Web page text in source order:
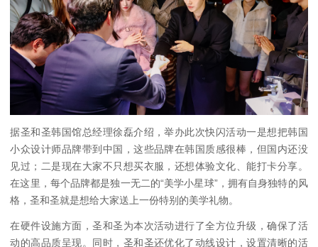
据圣和圣韩国馆总经理徐磊介绍，举办此次快闪活动一是想把韩国
小众设计师品牌带到中国，这些品牌在韩国质感很棒，但国内还没
见过；二是现在大家不只想买衣服，还想体验文化、能打卡分享。
在这里，每个品牌都是独一无二的“美学小星球”，拥有自身独特的风
格，圣和圣就是想给大家送上一份特别的美学礼物。
在硬件设施方面，圣和圣为本次活动进行了全方位升级，确保了活
动的高品质呈现。同时，圣和圣还优化了动线设计，设置清晰的活